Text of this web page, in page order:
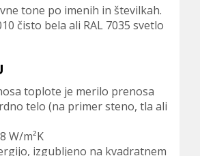
tone po imenih in številkah.
čisto bela ali RAL 7035 svetlo
toplote je merilo prenosa
telo (na primer steno, tla ali
W/m²K
izgubljeno na kvadratnem